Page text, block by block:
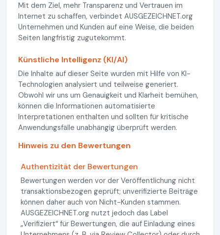
Mit dem Ziel, mehr Transparenz und Vertrauen im
Internet zu schaffen, verbindet AUSGEZEICHNET.org
Unternehmen und Kunden auf eine Weise, die beiden
Seiten langfristig zugutekommt.
Künstliche Intelligenz (KI/AI)
Die Inhalte auf dieser Seite wurden mit Hilfe von KI-
Technologien analysiert und teilweise generiert.
Obwohl wir uns um Genauigkeit und Klarheit bemühen,
können die Informationen automatisierte
Interpretationen enthalten und sollten für kritische
Anwendungsfälle unabhängig überprüft werden.
Hinweis zu den Bewertungen
Authentizität der Bewertungen
Bewertungen werden vor der Veröffentlichung nicht
transaktionsbezogen geprüft; unverifizierte Beiträge
können daher auch von Nicht-Kunden stammen.
AUSGEZEICHNET.org nutzt jedoch das Label
„Verifiziert“ für Bewertungen, die auf Einladung eines